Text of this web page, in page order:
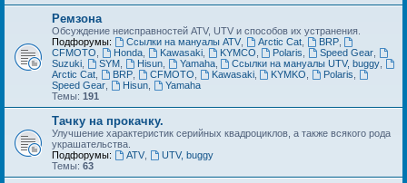
Ремзона
Обсуждение неисправностей ATV, UTV и способов их устранения.
Подфорумы:
Ссылки на мануалы ATV, Arctic Cat, BRP,
CFMOTO
Honda, Kawasaki, KYMCO Polaris Speed Gear
Suzuki
SYM, Hisun, Yamaha, Ссылки на мануалы UTV, buggy
Arctic Cat
BRP, CFMOTO Kawasaki, KYMKO Polaris
Speed Gear
Hisun,
Yamaha
Темы: 191
Тачку на прокачку.
Улучшение характеристик серийных квадроциклов, а также всякого рода
украшательства.
Подфорумы:
ATV,
UTV, buggy
Темы: 63